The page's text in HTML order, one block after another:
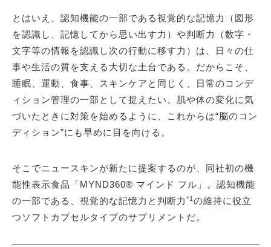
とはいえ、認知機能の一部である視覚的な記憶力（図形
を認識し、記憶してから思い出す力）や判断力（数字・
文字等の情報を認識し次の行動に移す力）は、日々の仕
事や生活の質を支える大切な土台である。だからこそ、
睡眠、運動、食事、スキンケアと同じく、日常のコンデ
ィション管理の一部として捉えたい。肌や体の変化に気
づいたときに対策を始めるように、これからは“脳のコン
ディション”にも早めに目を向ける。
そこでニュースキンが新たに提案するのが、同社初の機
能性表示食品「MYND360® マインド フル」。認知機能
の一部である、視覚的な記憶力と判断力 *1 の維持に役立
つソフトカプセルタイプのサプリメントだ。